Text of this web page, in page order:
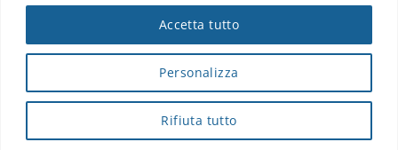
Personalizza
Rifiuta tutto
Accetta tutto
Copyright © 2026 Istituto Neurologico Mediterraneo
Neuromed S.p.A.
Webmail |Privacy Policy|Privacy|Disclaimer|Accessibilità
Contatti|Credits
Cap. Soc. € 4.040.000 i.v. - Numero REA IS - 18112 - P.IVA/Cod.
Fiscale 00068310945 - neuromed@pec.it